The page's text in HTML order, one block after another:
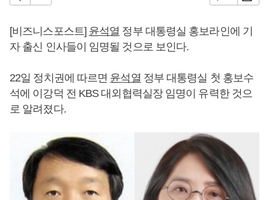
[비즈니스포스트] 윤석열 정부 대통령실 홍보라인에 기
자 출신 인사들이 임명될 것으로 보인다.
22일 정치권에 따르면 윤석열 정부 대통령실 첫 홍보수
석에 이강덕 전 KBS 대외협력실장 임명이 유력한 것으
로 알려졌다.